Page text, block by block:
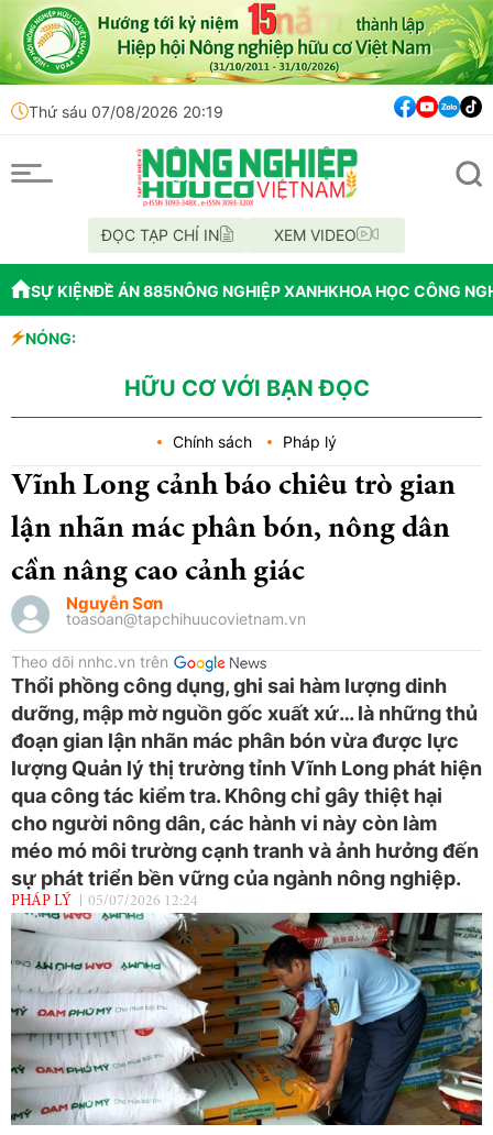
Thứ sáu 07/08/2026 20:19
ĐỌC TẠP CHÍ IN XEM VIDEO
SỰ KIỆNĐỀ ÁN 885NÔNG NGHIỆP XANHKHOA HỌC CÔNG
NÓNG:
Lâm Đồng:
HỮU CƠ VỚI BẠN ĐỌC
Chính sách Pháp lý
Vĩnh Long cảnh báo chiêu trò gian
lận nhãn mác phân bón, nông dân
cần nâng cao cảnh giác
Nguyễn Sơn
toasoan@tapchihuucovietnam.vn
Theo dõi nnhc.vn trên
Thổi phồng công dụng, ghi sai hàm lượng dinh
dưỡng, mập mờ nguồn gốc xuất xứ… là những thủ
đoạn gian lận nhãn mác phân bón vừa được lực
lượng Quản lý thị trường tỉnh Vĩnh Long phát hiện
qua công tác kiểm tra. Không chỉ gây thiệt hại
cho người nông dân, các hành vi này còn làm
méo mó môi trường cạnh tranh và ảnh hưởng đến
sự phát triển bền vững của ngành nông nghiệp.
PHÁP LÝ 05/07/2026 12:24